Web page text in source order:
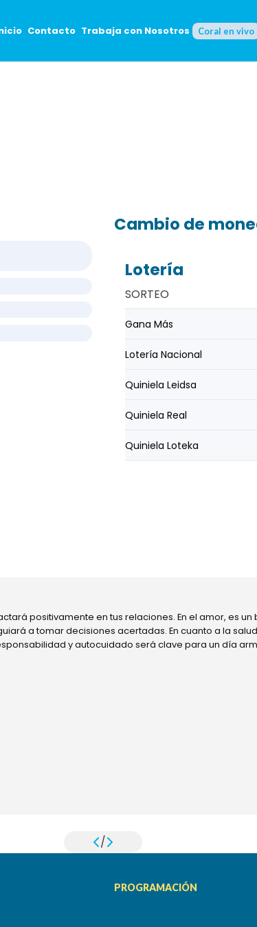
Contacto Trabaja con Nosotros Coral en vivo
Cambio de
Lotería
SORTEO
Gana Más
Lotería Nacional
Quiniela Leidsa
Quiniela Real
Quiniela Loteka
positivamente en tus relaciones. En el amor, es
a tomar decisiones acertadas. En cuanto a la
y autocuidado será clave para un día
/
PROGRAMACIÓN